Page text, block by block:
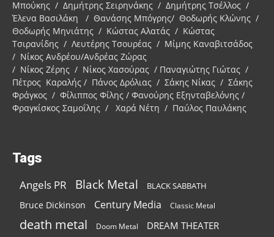
Μπούκης / Δημήτρης Σειρηνάκης / Δημήτρης Τσέλλος /
Έλενα Βασιλάκη / Θανάσης Μπόγρης/ Θοδωρής Κλώνης /
Θοδωρής Μηνιάτης / Κώστας Αλατάς / Κώστας
Τσιρανίδης / Λευτέρης Τσουρέας / Μίμης Καναβιτσάδος
/ Νίκος Ανδρέου/Ανδρέας Ζώρας
/ Νίκος Ζέρης / Νίκος Χασούρας / Παναγιώτης Γιώτας /
Πέτρος Καραλής / Πάνος Δρόλιας / Σάκης Νίκας / Σάκης
Φράγκος / Φίλιππος Φίλης / Φανούρης Εξηνταβελόνης /
Φραγκίσκος Σαμοΐλης / Χαρά Νέτη / Παύλος Παυλάκης
Tags
Angels PR Black Metal BLACK SABBATH
Bruce Dickinson Century Media Classic Metal
death metal Doom Metal DREAM THEATER